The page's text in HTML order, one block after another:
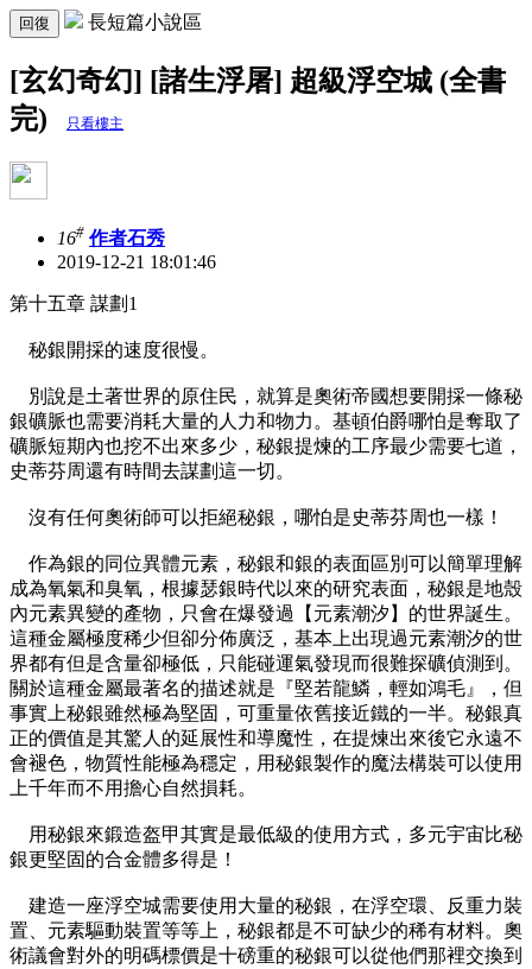
回復 長短篇小說區
[玄幻奇幻] [諸生浮屠] 超級浮空城 (全書
完)
只看樓主
16# 作者石秀
2019-12-21 18:01:46
第十五章 謀劃1
秘銀開採的速度很慢。
別說是土著世界的原住民，就算是奧術帝國想要開採一條秘
銀礦脈也需要消耗大量的人力和物力。基頓伯爵哪怕是奪取了
礦脈短期內也挖不出來多少，秘銀提煉的工序最少需要七道，
史蒂芬周還有時間去謀劃這一切。
沒有任何奧術師可以拒絕秘銀，哪怕是史蒂芬周也一樣！
作為銀的同位異體元素，秘銀和銀的表面區別可以簡單理解
成為氧氣和臭氧，根據瑟銀時代以來的研究表面，秘銀是地殼
內元素異變的產物，只會在爆發過【元素潮汐】的世界誕生。
這種金屬極度稀少但卻分佈廣泛，基本上出現過元素潮汐的世
界都有但是含量卻極低，只能碰運氣發現而很難探礦偵測到。
關於這種金屬最著名的描述就是『堅若龍鱗，輕如鴻毛』，但
事實上秘銀雖然極為堅固，可重量依舊接近鐵的一半。秘銀真
正的價值是其驚人的延展性和導魔性，在提煉出來後它永遠不
會褪色，物質性能極為穩定，用秘銀製作的魔法構裝可以使用
上千年而不用擔心自然損耗。
用秘銀來鍛造盔甲其實是最低級的使用方式，多元宇宙比秘
銀更堅固的合金體多得是！
建造一座浮空城需要使用大量的秘銀，在浮空環、反重力裝
置、元素驅動裝置等等上，秘銀都是不可缺少的稀有材料。奧
術議會對外的明碼標價是十磅重的秘銀可以從他們那裡交換到